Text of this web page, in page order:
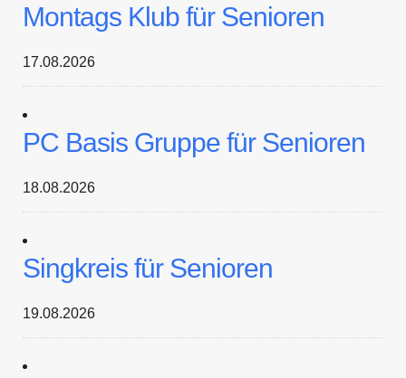
Montags Klub für Senioren
17.08.2026
PC Basis Gruppe für Senioren
18.08.2026
Singkreis für Senioren
19.08.2026